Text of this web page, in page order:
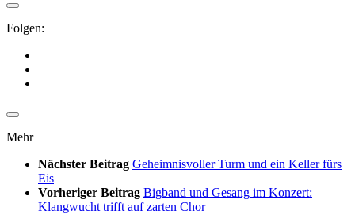
Folgen:
Mehr
Nächster Beitrag Geheimnisvoller Turm und ein Keller fürs
Eis
Vorheriger Beitrag Bigband und Gesang im Konzert:
Klangwucht trifft auf zarten Chor